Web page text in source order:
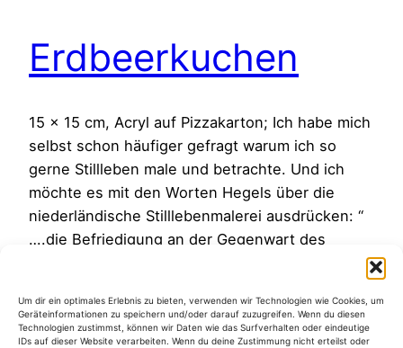
Um dir ein optimales Erlebnis zu bieten, verwenden wir Technologien wie Cookies, um
Geräteinformationen zu speichern und/oder darauf zuzugreifen. Wenn du diesen
Technologien zustimmst, können wir Daten wie das Surfverhalten oder eindeutige
IDs auf dieser Website verarbeiten. Wenn du deine Zustimmung nicht erteilst oder
Erdbeerkuchen
15 x 15 cm, Acryl auf Pizzakarton; Ich habe mich
selbst schon häufiger gefragt warum ich so
gerne Stillleben male und betrachte. Und ich
möchte es mit den Worten Hegels über die
niederländische Stilllebenmalerei ausdrücken: “
….die Befriedigung an der Gegenwart des
Hegel ergab sich…
29. Juni 2012